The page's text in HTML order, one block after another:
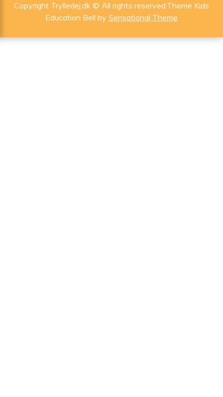
Copyright Trylledej.dk © All rights reserved.Theme Kids
Education Bell by Sensational Theme